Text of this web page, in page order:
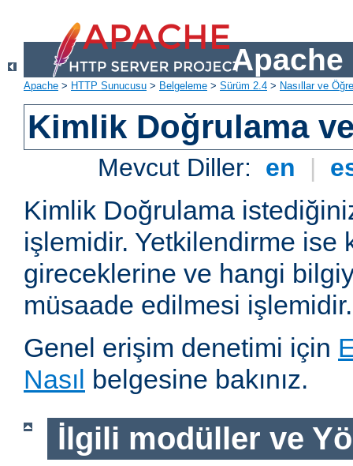
Apache
Apache > HTTP Sunucusu > Belgeleme > Sürüm 2.4 > Nasıllar ve
Kimlik Doğrulama
Mevcut Diller: en |
Kimlik Doğrulama
işlemidir. Yetkilendirme ise
gireceklerine ve hangi
müsaade edilmesi işlemidir.
Genel erişim denetimi için
Nasıl belgesine bakınız.
İlgili modüller ve